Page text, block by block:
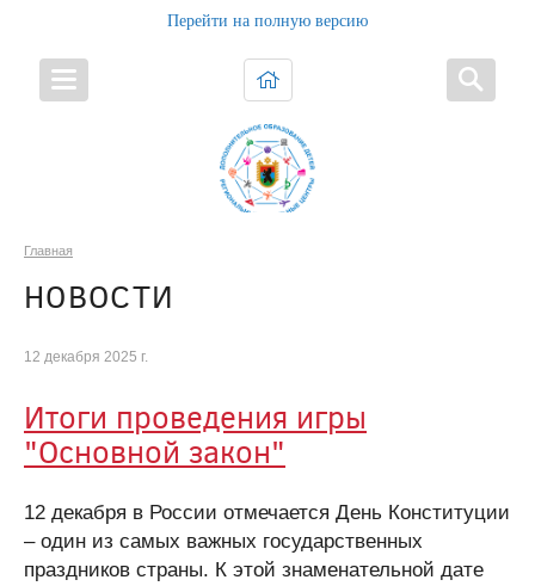
Перейти на полную версию
Главная
НОВОСТИ
12 декабря 2025 г.
Итоги проведения игры
"Основной закон"
12 декабря в России отмечается День Конституции
– один из самых важных государственных
праздников страны. К этой знаменательной дате